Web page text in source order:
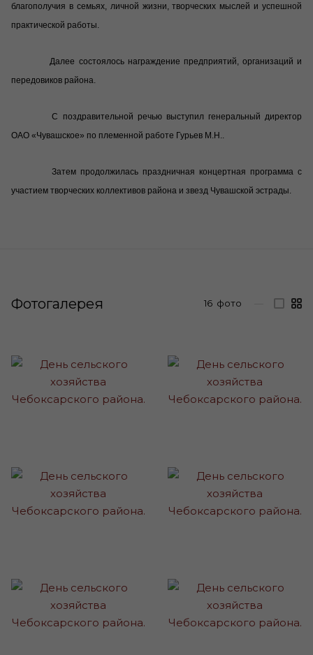
благополучия в семьях, личной жизни, творческих мыслей и успешной
практической работы.
Далее состоялось награждение предприятий, организаций и
передовиков района.
С поздравительной речью выступил генеральный директор
ОАО «Чувашское» по племенной работе Гурьев М.Н..
Затем продолжилась праздничная концертная программа с
участием творческих коллективов района и звезд Чувашской эстрады.
Фотогалерея 16 фото